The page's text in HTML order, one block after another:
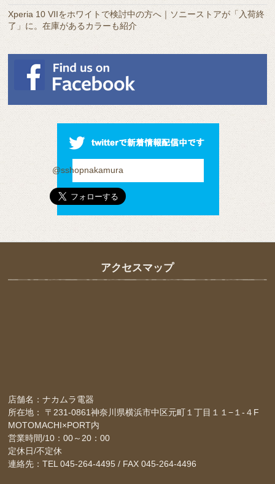
Xperia 10 VIIをホワイトで検討中の方へ｜ソニーストアが「入荷終
了」に。在庫があるカラーも紹介
@sshopnakamura
アクセスマップ
店舗名：ナカムラ電器
所在地： 〒231-0861神奈川県横浜市中区元町１丁目１１−１-４F
MOTOMACHI×PORT内
営業時間/10：00～20：00
定休日/不定休
連絡先：TEL 045-264-4495 / FAX 045-264-4496